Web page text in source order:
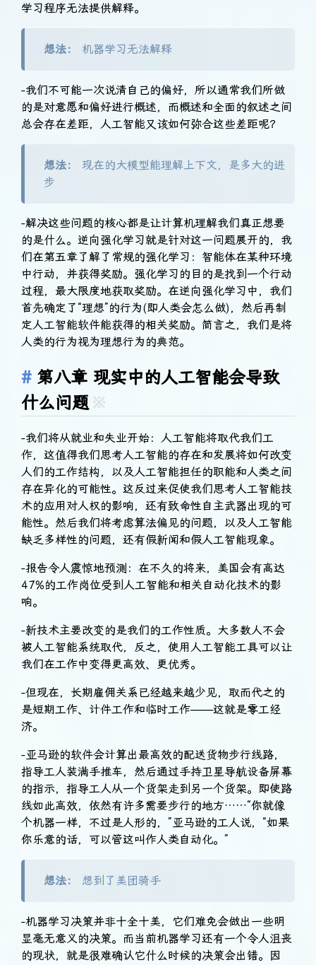
学习程序无法提供解释。
想法： 机器学习无法解释
-我们不可能一次说清自己的偏好，所以通常我们所做
的是对意愿和偏好进行概述，而概述和全面的叙述之间
总会存在差距，人工智能又该如何弥合这些差距呢？
想法：
现在的大模型能理解上下文，是多大的进
步
-解决这些问题的核心都是让计算机理解我们真正想要
的是什么。逆向强化学习就是针对这一问题展开的，我
们在第五章了解了常规的强化学习：智能体在某种环境
中行动，并获得奖励。强化学习的目的是找到一个行动
过程，最大限度地获取奖励。在逆向强化学习中，我们
首先确定了“理想”的行为(即人类会怎么做)，然后再制
定人工智能软件能获得的相关奖励。简言之，我们是将
人类的行为视为理想行为的典范。
第八章 现实中的人工智能会导致
什么问题
-我们将从就业和失业开始：人工智能将取代我们工
作，这值得我们思考人工智能的存在和发展将如何改变
人们的工作结构，以及人工智能担任的职能和人类之间
存在异化的可能性。这反过来促使我们思考人工智能技
术的应用对人权的影响，还有致命性自主武器出现的可
能性。然后我们将考虑算法偏见的问题，以及人工智能
缺乏多样性的问题，还有假新闻和假人工智能现象。
-报告令人震惊地预测：在不久的将来，美国会有高达
47%的工作岗位受到人工智能和相关自动化技术的影
响。
-新技术主要改变的是我们的工作性质。大多数人不会
被人工智能系统取代，反之，使用人工智能工具可以让
我们在工作中变得更高效、更优秀。
-但现在，长期雇佣关系已经越来越少见，取而代之的
是短期工作、计件工作和临时工作——这就是零工经
济。
-亚马逊的软件会计算出最高效的配送货物步行线路，
指导工人装满手推车，然后通过手持卫星导航设备屏幕
的指示，指导工人从一个货架走到另一个货架。即使路
线如此高效，依然有许多需要步行的地方……“你就像
个机器一样，不过是人形的，”亚马逊的工人说，“如果
你乐意的话，可以管这叫作人类自动化。”
想法： 想到了美团骑手
-机器学习决策并非十全十美，它们难免会做出一些明
显毫无意义的决策。而当前机器学习还有一个令人沮丧
的现状，就是很难确认它什么时候的决策会出错。因